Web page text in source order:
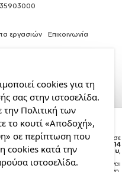
νερού, Ασημένιο,
500ml
Η παραγγελία σας θα παραδοθεί σε
courier έως την Παρασκευή 14
Αυγούστου,
Η παράδοση στο courier είναι
εργασιών Επικοινωνία
cookies για τη
σας στην ιστοσελίδα.
Πολιτική των
το κουτί «Αποδοχή»,
σε περίπτωση που
cookies κατά την
ιστοσελίδα.